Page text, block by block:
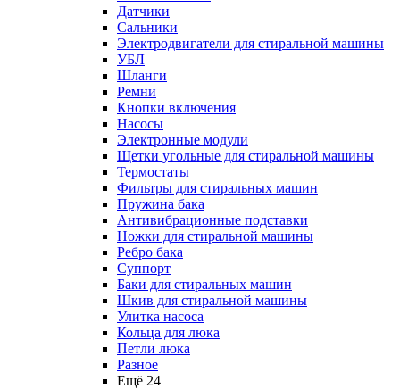
Датчики
Сальники
Электродвигатели для стиральной машины
УБЛ
Шланги
Ремни
Кнопки включения
Насосы
Электронные модули
Щетки угольные для стиральной машины
Термостаты
Фильтры для стиральных машин
Пружина бака
Антивибрационные подставки
Ножки для стиральной машины
Ребро бака
Суппорт
Баки для стиральных машин
Шкив для стиральной машины
Улитка насоса
Кольца для люка
Петли люка
Разное
Ещё 24